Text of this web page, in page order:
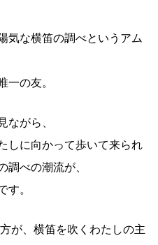
気な横笛の調べというアム
の友。
がら、
しに向かって歩いて来られ
べの潮流が、
す。
が、横笛を吹くわたしの主